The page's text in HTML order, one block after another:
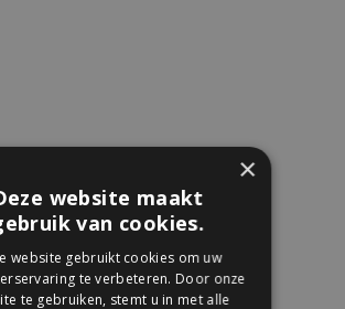
schuifdeurkom
×
website maakt
van cookies.
website gebruikt cookies om uw
te verbeteren. Door onze
te gebruiken, stemt u in met alle